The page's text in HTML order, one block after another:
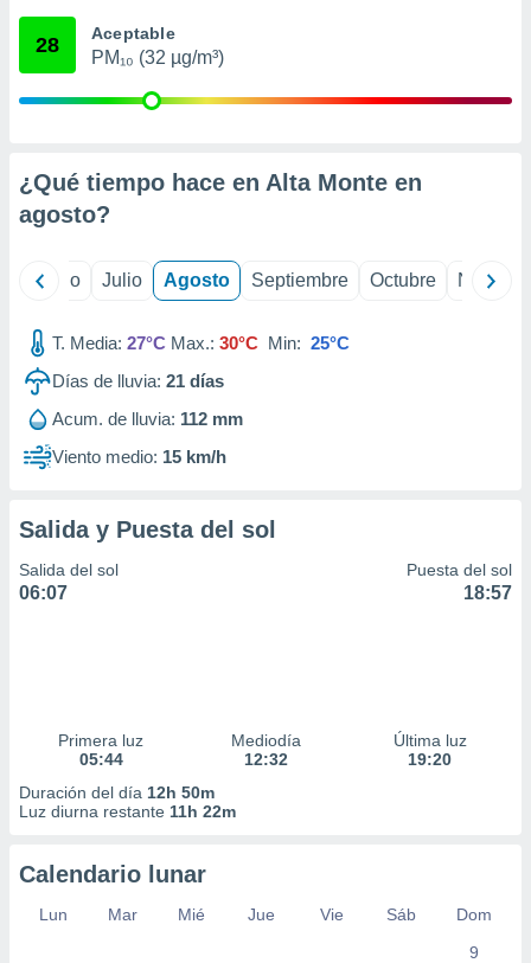
mediante
publicidad
1199
28 Aceptable
PM₁₀ (32 µg/m³)
¿Qué tiempo hace en Alta Monte en
agosto?
Junio Julio Agosto Septiembre Octubre
T. Media: 27°C Max.: 30°C Min: 25°C
Días de lluvia: 21 días
Acum. de lluvia: 112 mm
Viento medio: 15 km/h
Salida y Puesta del sol
Salida del sol
06:07
Puesta del sol
18:57
Primera luz
05:44
Mediodía
12:32
Última luz
19:20
Duración del día 12h 50m
Luz diurna restante 11h 22m
Calendario lunar
Lun Mar Mié Jue Vie Sáb
Dom
9